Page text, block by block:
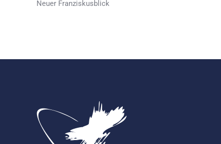
Neuer Franziskusblick